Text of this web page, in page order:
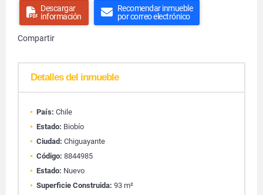
Descargar
información
Recomendar inmueble
por correo electrónico
Compartir
Detalles del inmueble
País: Chile
Estado: Biobío
Ciudad: Chiguayante
Código: 8844985
Estado: Nuevo
Superficie Construida: 93 m²